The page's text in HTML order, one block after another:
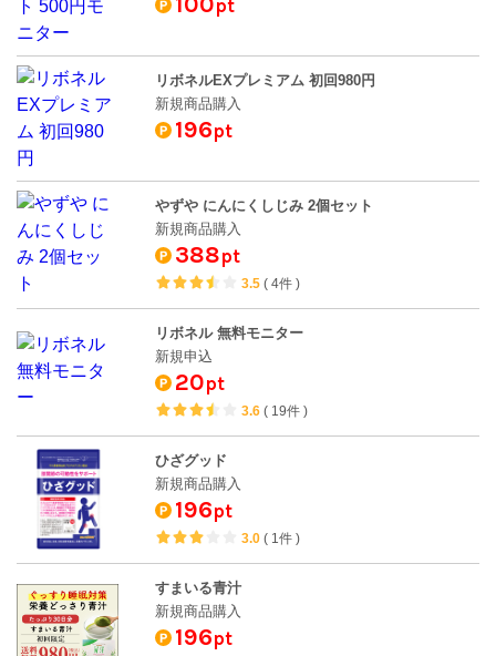
pt
リボネルEXプレミアム 初回980円
新規商品購入
196pt
やずや にんにくしじみ 2個セット
新規商品購入
388pt
3.5(4件 )
リボネル 無料モニター
新規申込
20pt
3.6( 19件 )
ひざグッド
新規商品購入
196pt
3.0( 1件 )
すまいる青汁
新規商品購入
196pt